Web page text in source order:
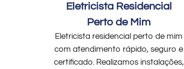
Eletricista Residencial
Perto de Mim
Eletricista residencial perto de mim
com atendimento rápido, seguro e
certificado. Realizamos instalações,